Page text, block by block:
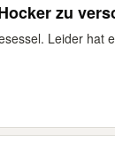
zu
Leider hat